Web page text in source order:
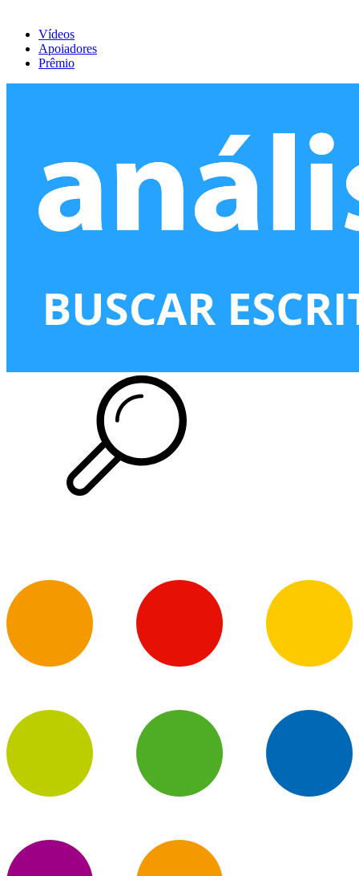
Vídeos
Apoiadores
Prêmio